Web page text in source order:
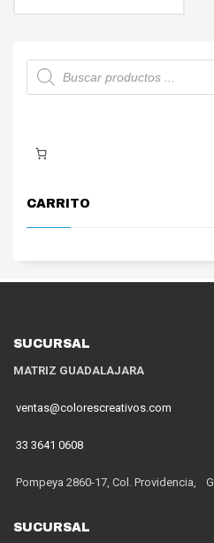
Búsqueda
de
productos
CARRITO
SUCURSAL
MATRIZ GUADALAJARA
ventas@colorescreativos.com
33 3641 0608
Pompeya 2860-17, Col. Providencia,
SUCURSAL